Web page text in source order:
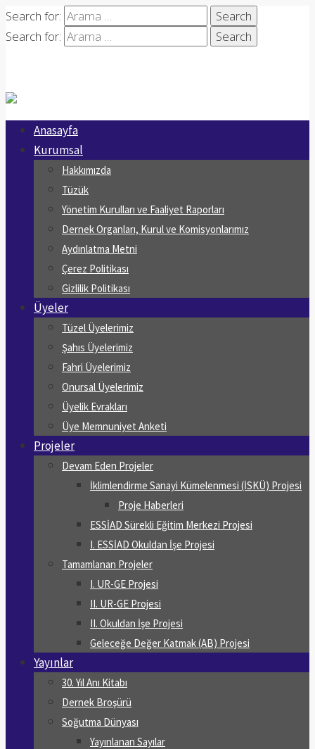
Search for:
Search for:
Anasayfa
Kurumsal
Hakkımızda
Tüzük
Yönetim Kurulları ve Faaliyet Raporları
Dernek Organları, Kurul ve Komisyonlarımız
Aydınlatma Metni
Çerez Politikası
Gizlilik Politikası
Üyeler
Tüzel Üyelerimiz
Şahıs Üyelerimiz
Fahri Üyelerimiz
Onursal Üyelerimiz
Üyelik Evrakları
Üye Memnuniyet Anketi
Projeler
Devam Eden Projeler
İklimlendirme Sanayi Kümelenmesi (İSKÜ) Projesi
Proje Haberleri
ESSİAD Sürekli Eğitim Merkezi Projesi
I. ESSİAD Okuldan İşe Projesi
Tamamlanan Projeler
I. UR-GE Projesi
II. UR-GE Projesi
II. Okuldan İşe Projesi
Geleceğe Değer Katmak (AB) Projesi
Yayınlar
30. Yıl Anı Kitabı
Dernek Broşürü
Soğutma Dünyası
Yayınlanan Sayılar